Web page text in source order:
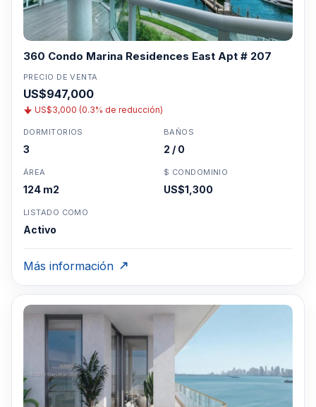
360 Condo Marina Residences East Apt # 207
PRECIO DE VENTA
US$947,000
US$3,000 (0.3% de reducción)
DORMITORIOS
3
BAÑOS
2 / 0
ÁREA
124 m2
$ CONDOMINIO
US$1,300
LISTADO COMO
Activo
Más información